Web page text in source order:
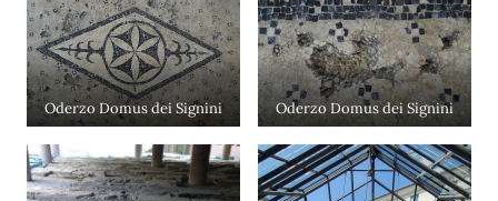
Oderzo Domus dei Signini Oderzo Domus dei Signini